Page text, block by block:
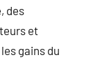
des
et
gains du